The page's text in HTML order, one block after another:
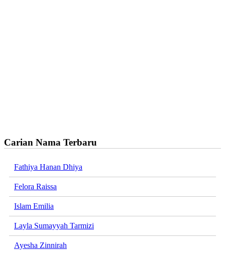
Carian Nama Terbaru
Fathiya Hanan Dhiya
Felora Raissa
Islam Emilia
Layla Sumayyah Tarmizi
Ayesha Zinnirah